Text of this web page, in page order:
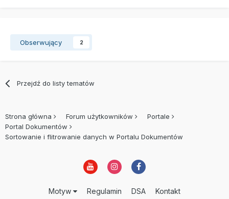
Obserwujący 2
Przejdź do listy tematów
Strona główna Forum użytkowników
Portale
Portal Dokumentów
Sortowanie i flitrowanie danych w Portalu Dokumentów
Motyw Regulamin DSA Kontakt